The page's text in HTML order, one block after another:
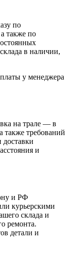
по
также по
в наличии,
у менеджера
на трале — в
также требований
доставки
и
и РФ
курьерскими
склада и
ремонта.
детали и